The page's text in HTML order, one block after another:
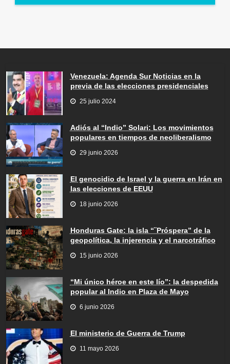
Venezuela: Agenda Sur Noticias en la
previa de las elecciones presidenciales
25 julio 2024
Adiós al “Indio” Solari: Los movimientos
populares en tiempos de neoliberalismo
29 junio 2026
El genocidio de Israel y la guerra en Irán en
las elecciones de EEUU
18 junio 2026
Honduras Gate: la isla “¨Próspera” de la
geopolítica, la injerencia y el narcotráfico
15 junio 2026
“Mi único héroe en este lío”: la despedida
popular al Indio en Plaza de Mayo
6 junio 2026
El ministerio de Guerra de Trump
11 mayo 2026